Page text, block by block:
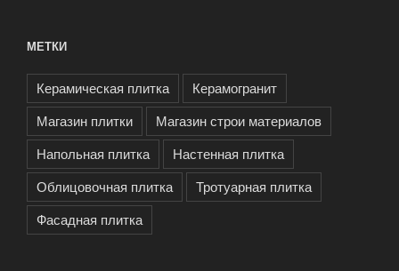
МЕТКИ
Керамическая плитка
Керамогранит
Магазин плитки
Магазин строи материалов
Напольная плитка
Настенная плитка
Облицовочная плитка
Тротуарная плитка
Фасадная плитка